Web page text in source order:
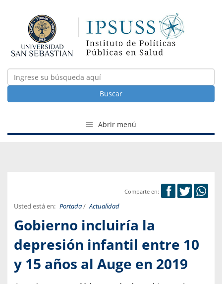
Buscar
Abrir menú
Comparte en:
Usted está en: Portada/ Actualidad
Gobierno incluiría la
depresión infantil entre 10
y 15 años al Auge en 2019